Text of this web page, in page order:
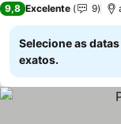
9,8 Excelente 9
Selecione as
exatos.